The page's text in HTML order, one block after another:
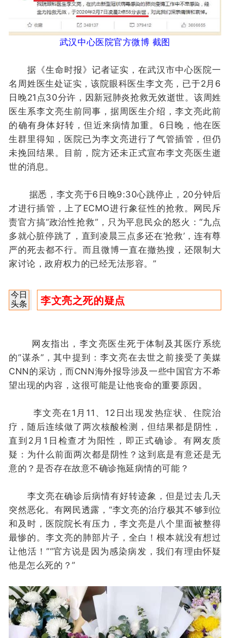
武汉中心医院官方微博 截图
据《生命时报》记者证实，在武汉市中心医院一
名周姓医生处证实，该院眼科医生李文亮，已于2月6
日晚21点30分许，因新冠肺炎抢救无效逝世。该周姓
医生系李文亮生前同事，据周医生介绍，李文亮此前
的确有身体好转，但近来病情加重。6日晚，他在医
生群里得知，医院已为李文亮进行了气管插管，但仍
未挽回结果。目前，院方还未正式宣布李文亮医生逝
世的消息。
据悉，李文亮于6日晚9:30心跳停止，20分钟后
才进行插管，上了ECMO进行象征性的抢救。网民斥
责官方搞“政治性抢救”，只为平息民众的怒火：“九点
多就心脏停跳了，直到凌晨三点多还在‘抢救’，连有尊
严的死去都不行。而且微博一直在撤热搜，还限制大
家讨论，政府权力的已经无法形容。”
今日
头条
李文亮之死的疑点
网友指出，李文亮医生死于体制及其医疗系统
的“谋杀”，其中提到：李文亮在去世之前接受了美媒
CNN的采访，而CNN海外报导涉及一些中国官方不希
望出现的内容，这很可能是让他丧命的重要原因。
李文亮在1月11、12日出现发热症状、住院治
疗，随后连续做了两次核酸检测，但结果都是阴性，
直到2月1日检查才为阳性，即正式确诊。有网友质
疑：为什么前面两次都是阴性？这到底是有意还是无
意的？是否存在故意不确诊拖延病情的可能？
李文亮在确诊后病情有好转迹象，但是过去几天
突然恶化。有网民透露，“李文亮的治疗极其不够到位
和及时，医院院长有压力，李文亮是八个里面被整得
最惨的。李文亮的肺部片子，全白！根本就没有想过
让他活！”“官方说是因为感染病发，我们有理由怀疑
他是怎么死的？”